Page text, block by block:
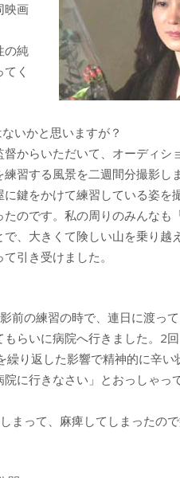
映画
の純
く
いかと思いますが？
からいただいて、オーディシ
習する風景を二週間分撮影し
鍵をかけて練習している姿を
のです。私の周りのみんなも
、大きくて険しい山を乗り越
引き受けました。
の練習の時で、連日に渡っ
らいに病院へ行きました。2
り返した影響で精神的に辛い
に行きなさい」とおっしゃっ
まって、麻痺してしまったの